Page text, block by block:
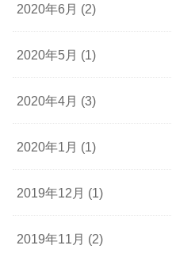
2020年6月 (2)
2020年5月 (1)
2020年4月 (3)
2020年1月 (1)
2019年12月 (1)
2019年11月 (2)